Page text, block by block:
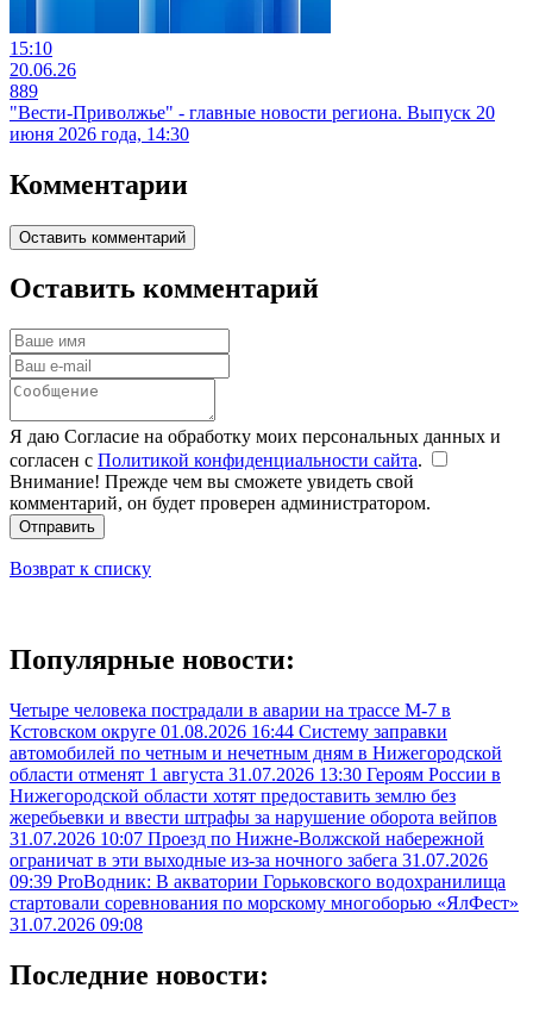
15:10
20.06.26
889
"Вести-Приволжье" - главные новости региона. Выпуск 20
июня 2026 года, 14:30
Комментарии
Оставить комментарий
Оставить комментарий
Я даю Согласие на обработку моих персональных данных и
согласен с Политикой конфиденциальности сайта.
Внимание! Прежде чем вы сможете увидеть свой
комментарий, он будет проверен администратором.
Отправить
Возврат к списку
Популярные новости:
Четыре человека пострадали в аварии на трассе М-7 в
Кстовском округе 01.08.2026 16:44 Систему заправки
автомобилей по четным и нечетным дням в Нижегородской
области отменят 1 августа 31.07.2026 13:30 Героям России в
Нижегородской области хотят предоставить землю без
жеребьевки и ввести штрафы за нарушение оборота вейпов
31.07.2026 10:07 Проезд по Нижне-Волжской набережной
ограничат в эти выходные из-за ночного забега 31.07.2026
09:39 ProВодник: В акватории Горьковского водохранилища
стартовали соревнования по морскому многоборью «ЯлФест»
31.07.2026 09:08
Последние новости: